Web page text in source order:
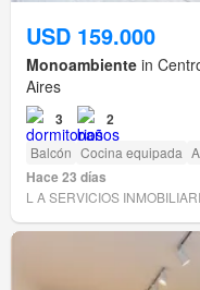
USD 159.000
Monoambiente in
Aires
3 2
Balcón Cocina equipada
Hace 23 días
L A SERVICIOS